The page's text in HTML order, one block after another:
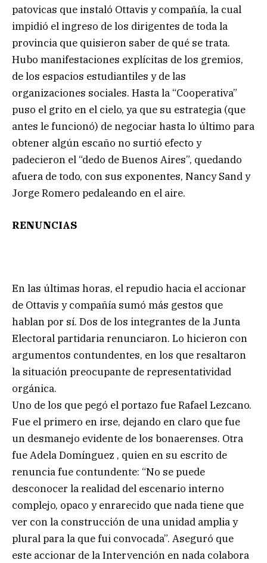
patovicas que instaló Ottavis y compañía, la cual
impidió el ingreso de los dirigentes de toda la
provincia que quisieron saber de qué se trata.
Hubo manifestaciones explícitas de los gremios,
de los espacios estudiantiles y de las
organizaciones sociales. Hasta la “Cooperativa”
puso el grito en el cielo, ya que su estrategia (que
antes le funcionó) de negociar hasta lo último para
obtener algún escaño no surtió efecto y
padecieron el “dedo de Buenos Aires”, quedando
afuera de todo, con sus exponentes, Nancy Sand y
Jorge Romero pedaleando en el aire.
RENUNCIAS
En las últimas horas, el repudio hacia el accionar
de Ottavis y compañía sumó más gestos que
hablan por sí. Dos de los integrantes de la Junta
Electoral partidaria renunciaron. Lo hicieron con
argumentos contundentes, en los que resaltaron
la situación preocupante de representatividad
orgánica.
Uno de los que pegó el portazo fue Rafael Lezcano.
Fue el primero en irse, dejando en claro que fue
un desmanejo evidente de los bonaerenses. Otra
fue Adela Domínguez , quien en su escrito de
renuncia fue contundente: “No se puede
desconocer la realidad del escenario interno
complejo, opaco y enrarecido que nada tiene que
ver con la construcción de una unidad amplia y
plural para la que fui convocada”. Aseguró que
este accionar de la Intervención en nada colabora